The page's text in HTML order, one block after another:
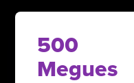
500
Megues